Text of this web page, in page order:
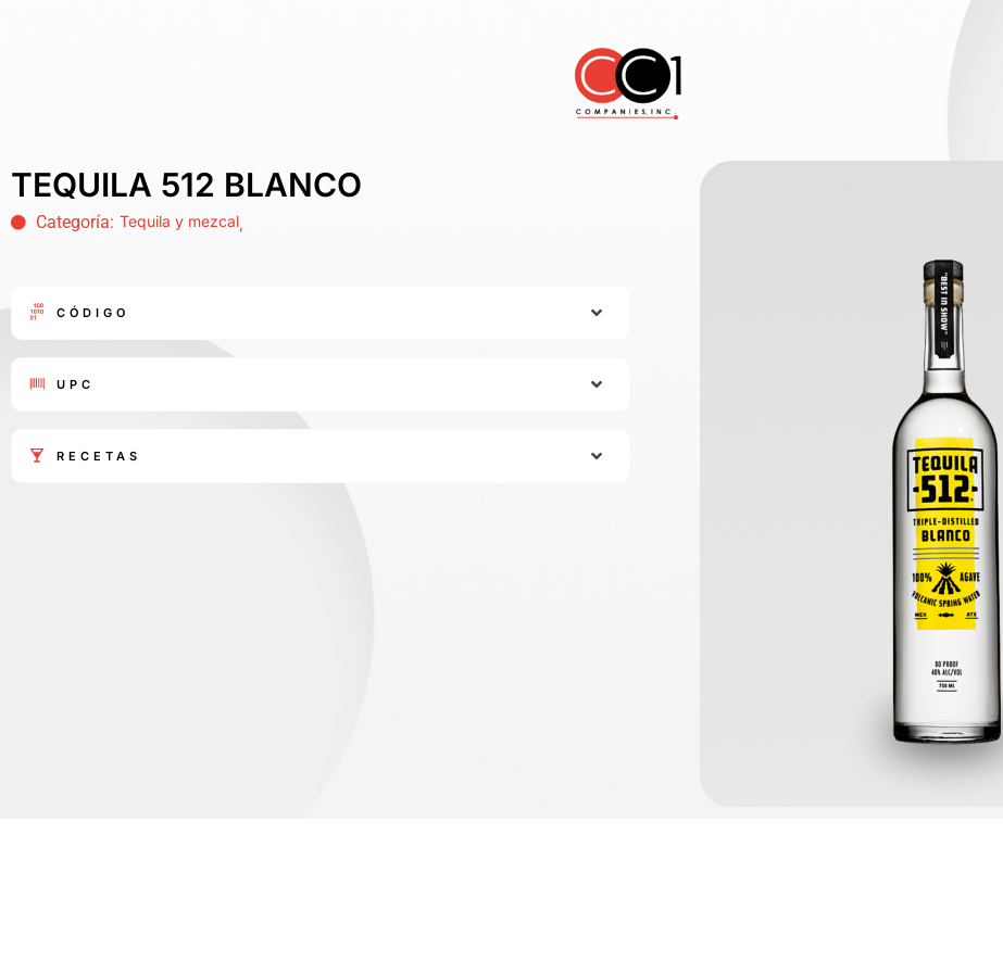
TEQUILA 512 BLANCO
Categoría: Tequila y mezcal,
CÓDIGO
UPC
RECETAS